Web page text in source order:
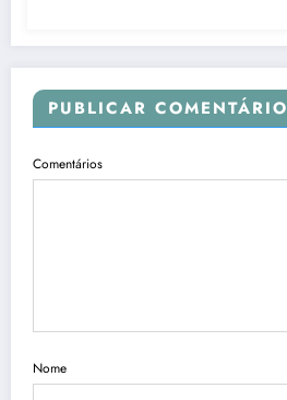
PUBLICAR COMENTÁRIO
Comentários
Nome